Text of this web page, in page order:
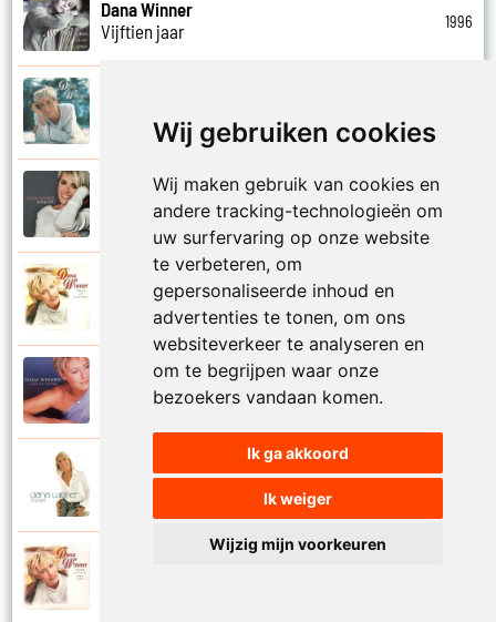
Wij gebruiken cookies
Wij maken gebruik van cookies en
andere tracking-technologieën om
uw surfervaring op onze website
te verbeteren, om
gepersonaliseerde inhoud en
advertenties te tonen, om ons
websiteverkeer te analyseren en
om te begrijpen waar onze
bezoekers vandaan komen.
Ik ga akkoord
Ik weiger
Wijzig mijn voorkeuren
Dana Winner
Vijftien jaar
1996
Vleugels
Dana Winner
Vogelvrij
Dana Winner
Volg je natuur
Dana Winner
Voor altijd
Dana Winner